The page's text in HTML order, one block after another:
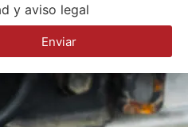
y aviso legal
Enviar